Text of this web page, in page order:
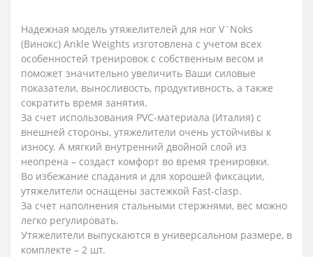
Надежная модель утяжелителей для ног V`Noks
(Винокс) Ankle Weights изготовлена с учетом всех
особенностей тренировок с собственным весом и
поможет значительно увеличить Ваши силовые
показатели, выносливость, продуктивность, а также
сократить время занятия.
За счет использования PVC-материала (Италия) с
внешней стороны, утяжелители очень устойчивы к
износу. А мягкий внутренний двойной слой из
неопрена – создаст комфорт во время тренировки.
Во избежание спадания и для хорошей фиксации,
утяжелители оснащены застежкой Fast-clasp.
За счет наполнения стальными стержнями, вес можно
легко регулировать.
Утяжелители выпускаются в универсальном размере, в
комплекте – 2 шт.